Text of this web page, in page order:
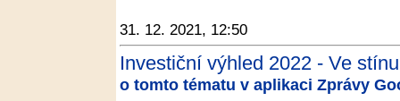
31. 12. 2021, 12:50
Investiční výhled 2022 - Ve
o tomto tématu v aplikaci Zprávy